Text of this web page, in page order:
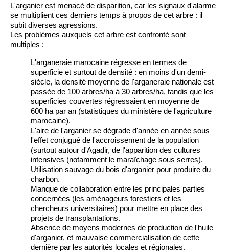
L'arganier est menacé de disparition, car les signaux d'alarme
se multiplient ces derniers temps à propos de cet arbre : il
subit diverses agressions.
Les problèmes auxquels cet arbre est confronté sont
multiples :
L'arganeraie marocaine régresse en termes de
superficie et surtout de densité : en moins d'un demi-
siècle, la densité moyenne de l'arganeraie nationale est
passée de 100 arbres/ha à 30 arbres/ha, tandis que les
superficies couvertes régressaient en moyenne de
600 ha par an (statistiques du ministère de l'agriculture
marocaine).
L'aire de l'arganier se dégrade d'année en année sous
l'effet conjugué de l'accroissement de la population
(surtout autour d'Agadir, de l'apparition des cultures
intensives (notamment le maraîchage sous serres).
Utilisation sauvage du bois d'arganier pour produire du
charbon.
Manque de collaboration entre les principales parties
concernées (les aménageurs forestiers et les
chercheurs universitaires) pour mettre en place des
projets de transplantations.
Absence de moyens modernes de production de l'huile
d'arganier, et mauvaise commercialisation de cette
dernière par les autorités locales et régionales.